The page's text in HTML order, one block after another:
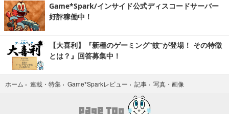
Game*Spark/インサイド公式ディスコードサーバー
好評稼働中！
【大喜利】『新種のゲーミング“蚊”が登場！ その特徴
とは？』回答募集中！
ホーム › 連載・特集 › Game*Sparkレビュー › 記事 › 写真・画像